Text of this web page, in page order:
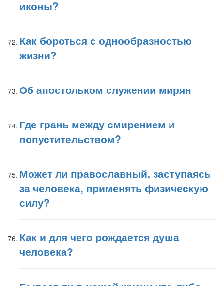
иконы?
Как бороться с однообразностью
жизни?
Об апостольком служении мирян
Где грань между смирением и
попустительством?
Может ли православный, заступаясь
за человека, применять физическую
силу?
Как и для чего рождается душа
человека?